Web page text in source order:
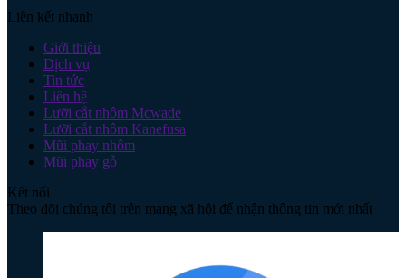
Liên kết nhanh
Giới thiệu
Dịch vụ
Tin tức
Liên hệ
Lưỡi cắt nhôm Mcwade
Lưỡi cắt nhôm Kanefusa
Mũi phay nhôm
Mũi phay gỗ
Kết nối
Theo dõi chúng tôi trên mạng xã hội để nhận thông tin mới nhất